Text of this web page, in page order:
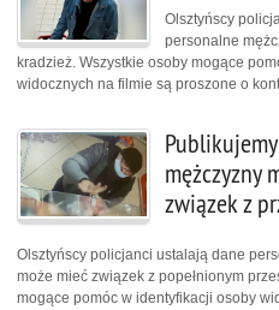
Olsztyńscy
personalne
kradzież. Wszystkie osoby mogące
widocznych na filmie są proszone o
mężczyzny
związek z
Olsztyńscy policjanci ustalają dane
może mieć związek z popełnionym
mogące pomóc w identyfikacji osoby